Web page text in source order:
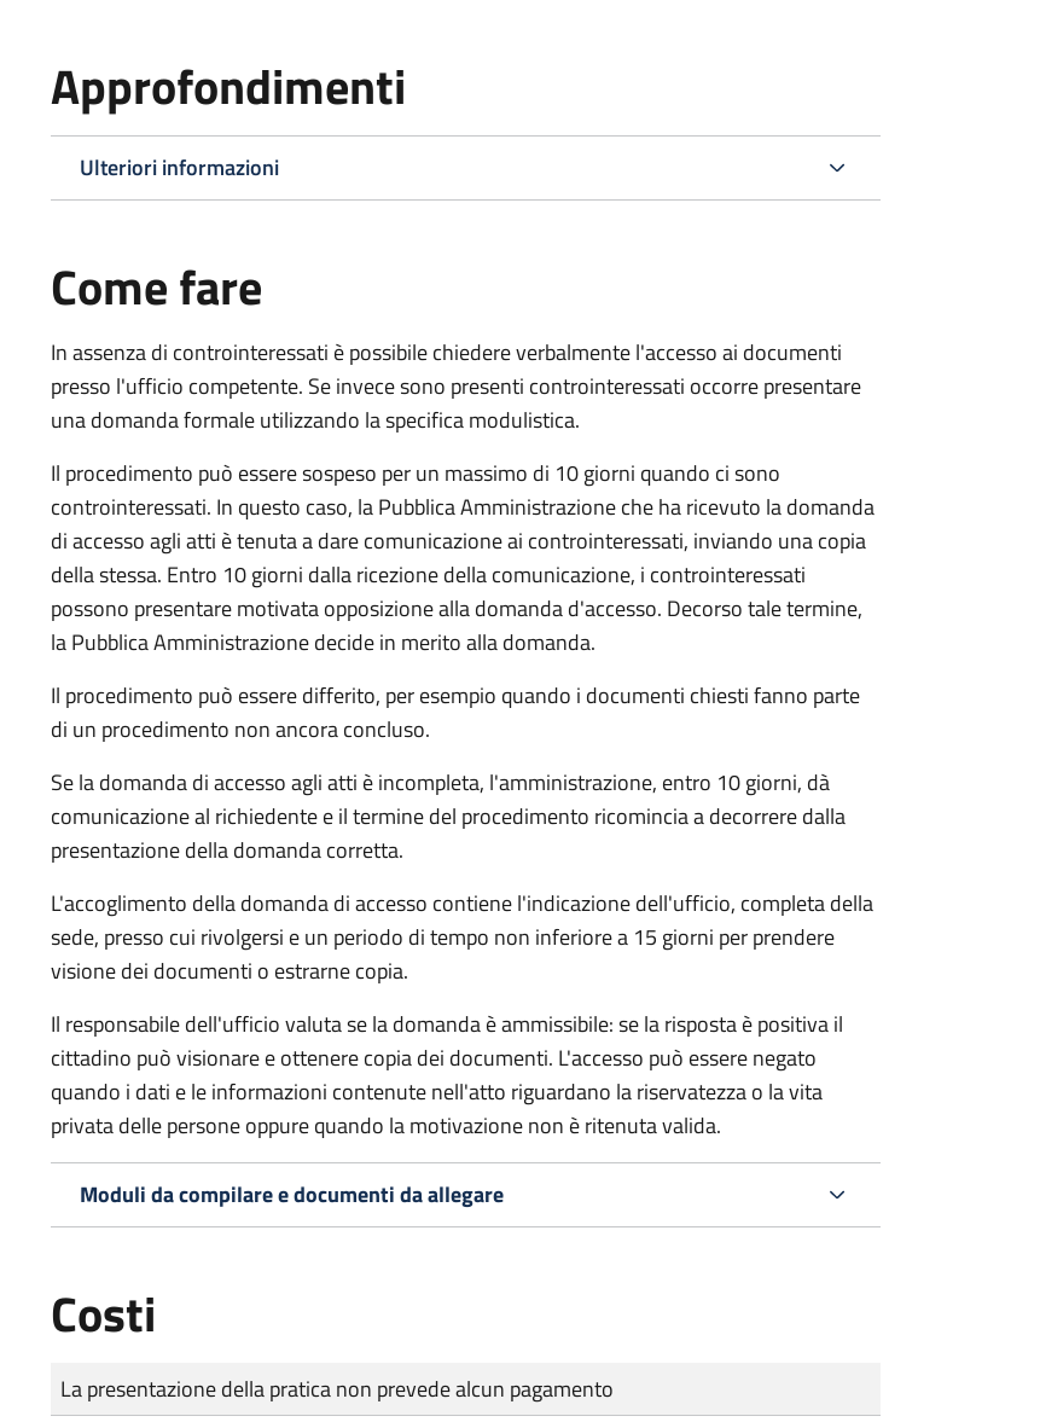
Approfondimenti
Ulteriori informazioni
Come fare
In assenza di controinteressati è possibile chiedere verbalmente l'accesso ai documenti
presso l'ufficio competente. Se invece sono presenti controinteressati occorre presentare
una domanda formale utilizzando la specifica modulistica.
Il procedimento può essere sospeso per un massimo di 10 giorni quando ci sono
controinteressati. In questo caso, la Pubblica Amministrazione che ha ricevuto la domanda
di accesso agli atti è tenuta a dare comunicazione ai controinteressati, inviando una copia
della stessa. Entro 10 giorni dalla ricezione della comunicazione, i controinteressati
possono presentare motivata opposizione alla domanda d'accesso. Decorso tale termine,
la Pubblica Amministrazione decide in merito alla domanda.
Il procedimento può essere differito, per esempio quando i documenti chiesti fanno parte
di un procedimento non ancora concluso.
Se la domanda di accesso agli atti è incompleta, l'amministrazione, entro 10 giorni, dà
comunicazione al richiedente e il termine del procedimento ricomincia a decorrere dalla
presentazione della domanda corretta.
L'accoglimento della domanda di accesso contiene l'indicazione dell'ufficio, completa della
sede, presso cui rivolgersi e un periodo di tempo non inferiore a 15 giorni per prendere
visione dei documenti o estrarne copia.
Il responsabile dell'ufficio valuta se la domanda è ammissibile: se la risposta è positiva il
cittadino può visionare e ottenere copia dei documenti. L'accesso può essere negato
quando i dati e le informazioni contenute nell'atto riguardano la riservatezza o la vita
privata delle persone oppure quando la motivazione non è ritenuta valida.
Moduli da compilare e documenti da allegare
Costi
Tipo di pagamento
Importo
La presentazione della pratica non prevede alcun pagamento